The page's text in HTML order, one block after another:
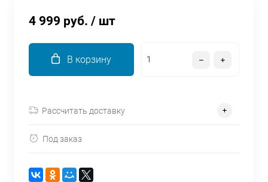
4 999 руб. / шт
В корзину
Рассчитать доставку
Под заказ
списываться
по25% каждые 2 недели
8 800 302-02-51